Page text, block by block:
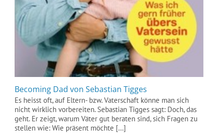
Becoming Dad von Sebastian Tigges
Es heisst oft, auf Eltern- bzw. Vaterschaft könne man sich
nicht wirklich vorbereiten. Sebastian Tigges sagt: Doch, das
geht. Er zeigt, warum Väter gut beraten sind, sich Fragen zu
stellen wie: Wie präsent möchte [...]